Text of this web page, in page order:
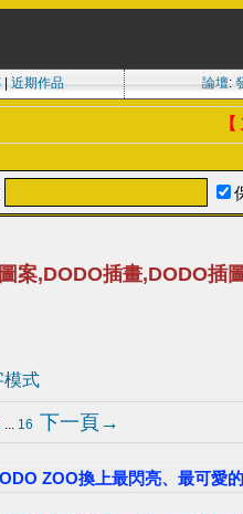
| 近期作品 論壇:
案,DODO插畫,DODO插
式
... 16 下一頁→
ZOO換上最閃亮、最可愛的